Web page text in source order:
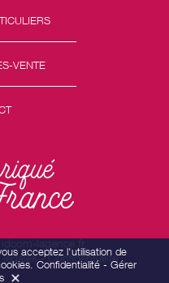
VENTE
lagence.fr
-Confidentialité
acceptez l'utilisation de
Confidentialité - Gérer